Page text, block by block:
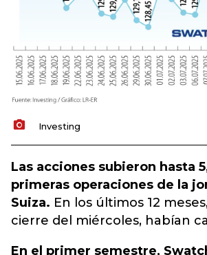
Investing
Las acciones subieron hasta
primeras operaciones de la
Suiza. En los últimos 12
cierre del miércoles, habían
En el primer semestre,